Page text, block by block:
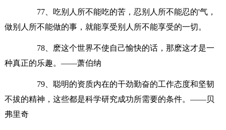
77、吃别人所不能吃的苦，忍别人所不能忍的'气，
做别人所不能做的事，就能享受别人所不能享受的一切。
78、麽这个世界不使自己愉快的话，那麽这才是一
种真正的乐趣。——萧伯纳
79、聪明的资质内在的干劲勤奋的工作态度和坚韧
不拔的精神，这些都是科学研究成功所需要的条件。——贝
弗里奇